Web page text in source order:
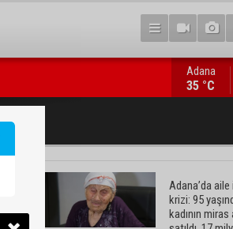
Adana’da trafikte testereyle saldırı iddiası:
Adana
35 °C
Adana’da
krizi: 95
kadının miras